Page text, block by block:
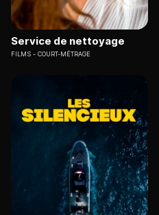
Service de nettoyage
FILMS COURT-MÉTRAGE